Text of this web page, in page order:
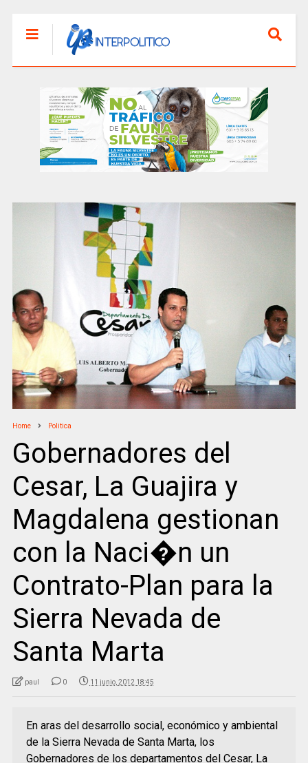
Home Politica
Gobernadores del
Cesar, La Guajira y
Magdalena gestionan
con la Naci�n un
Contrato-Plan para la
Sierra Nevada de
Santa Marta
paul 0 11 junio, 2012 18:45
En aras del desarrollo social, económico y ambiental
de la Sierra Nevada de Santa Marta, los
Gobernadores de los departamentos del Cesar, La